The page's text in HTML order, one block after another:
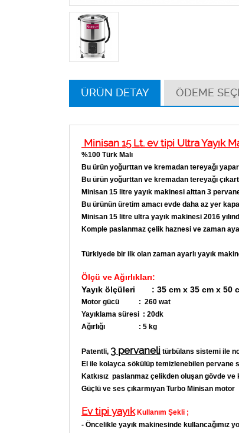
ÜRÜN DETAY ÖDEME
Minisan 15 Lt. ev tipi Ultra Yayık
%100 Türk Malı
Bu ürün yoğurttan ve kremadan tereyağı
Bu ürün yoğurttan ve kremadan tereyağı
Minisan 15 litre yayık makinesi alttan 3
Bu ürünün üretim amacı evde daha az yer
Minisan 15 litre ultra yayık makinesi 2016
Komple paslanmaz çelik haznesi ve zaman
Türkiyede bir ilk olan zaman ayarlı yayık
Ölçü ve Ağırlıkları:
Yayık ölçüleri : 35 cm x 35 cm x 50
Motor gücü : 260 wat
Yayıklama süresi : 20dk
Ağırlığı : 5 kg
Patentli, 3 pervaneli türbülans sistemi ile
El ile kolayca sökülüp temizlenebilen pervane
Katkısız paslanmaz çelikden oluşan gövde ve
Güçlü ve ses çıkarmıyan Turbo Minisan motor
Ev tipi yayıkKullanım Şekli ;
- Öncelikle yayık makinesinde kullancağımız